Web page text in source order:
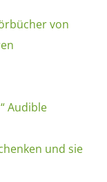
von
Audible
und sie